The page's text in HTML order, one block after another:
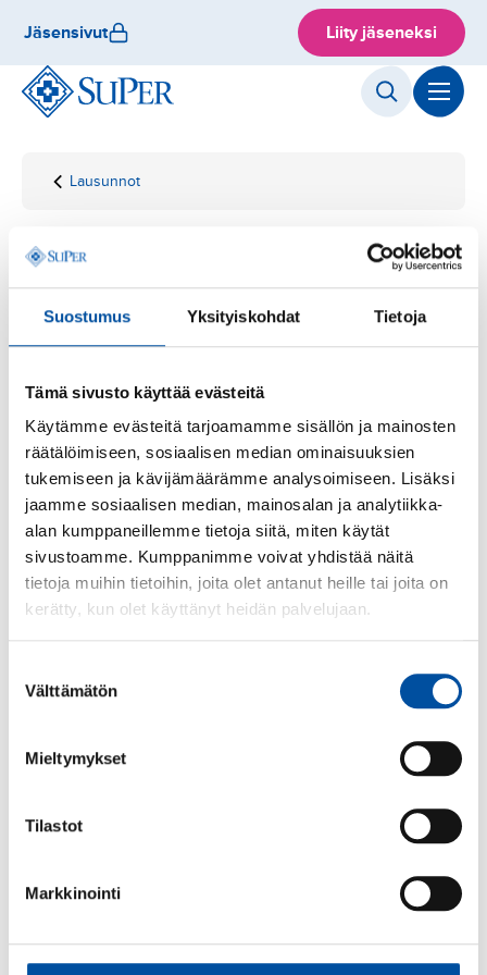
Suostumus Yksityiskohdat Tietoja
Tämä sivusto käyttää evästeitä
Käytämme evästeitä tarjoamamme sisällön ja mainosten
räätälöimiseen, sosiaalisen median ominaisuuksien
tukemiseen ja kävijämäärämme analysoimiseen. Lisäksi
jaamme sosiaalisen median, mainosalan ja analytiikka-
alan kumppaneillemme tietoja siitä, miten käytät
sivustoamme. Kumppanimme voivat yhdistää näitä
tietoja muihin tietoihin, joita olet antanut heille tai joita on
kerätty, kun olet käyttänyt heidän palvelujaan.
valinta
Välttämätön
Mieltymykset
Tilastot
Markkinointi
sisältöön
Jäsensivut Liity jäseneksi
Etusivu
Lausunnot
SuPerin lausunto
liittyvää
lainsäädännön
muuttamisesta
merityösopimuslain
muuttaminen)
Lausunto -
SuPerin lausunto
hallituksen esitykseksi
henkilöön liittyvää
irtisanomisperustetta
koskevan
lainsäädännön
muuttamisesta
merityösopimuslain
irtisanomisperuste.pdf